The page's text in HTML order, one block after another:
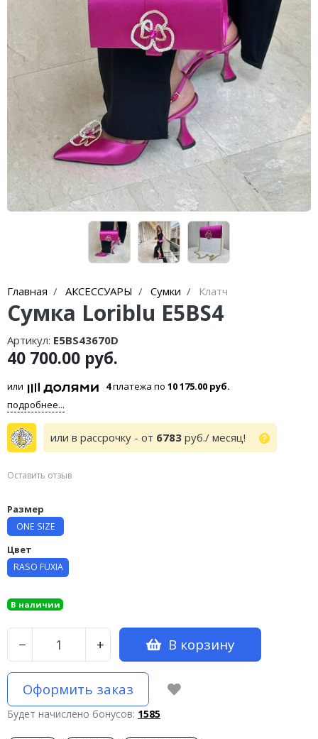
Главная АКСЕССУАРЫ Сумки Клатч
Сумка Loriblu E5BS4
Артикул: E5BS43670D
40 700.00 руб.
или 4платежа по 10 175.00 руб.
подробнее...
или в рассрочку - от 6783 руб./ месяц!
Оставить отзыв
Размер
ONE SIZE
Цвет
RASO FUXIA
В наличии
− + В корзину
Оформить заказ
Будет начислено бонусов: 1585
Полусапоги
Сапоги
Ботфорты
Женская обувь со скидкой
Казаки
Сандалии